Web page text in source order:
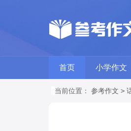
首页 小学作文
当前位置： 参考作文 >